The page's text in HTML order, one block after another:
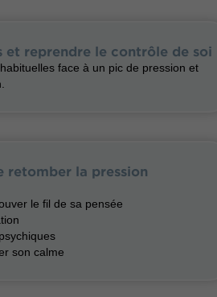
et reprendre le contrôle de soi
face à un pic de pression et
retomber la pression
le fil de sa pensée
son calme